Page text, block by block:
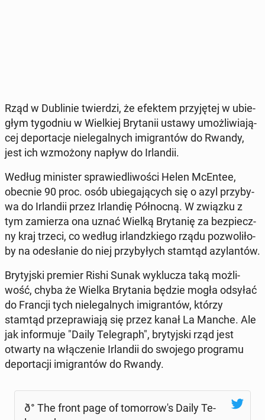
Rząd w Du­bli­nie twier­dzi, że efektem przy­ję­tej w ubie­
głym ty­go­dniu w Wiel­kiej Bry­ta­nii ustawy umoż­li­wia­ją­
cej de­por­ta­cje nie­le­gal­nych imi­gran­tów do Rwandy,
jest ich wzmo­żo­ny napływ do Ir­lan­dii.
Według mi­ni­ster spra­wie­dli­wo­ści Helen McEntee,
obecnie 90 proc. osób ubie­ga­ją­cych się o azyl przy­by­
wa do Ir­lan­dii przez Ir­lan­dię Pół­noc­ną. W związku z
tym za­mie­rza ona uznać Wielką Bry­ta­nię za bez­piecz­
ny kraj trzeci, co według ir­landz­kie­go rządu po­zwo­li­ło­
by na ode­sła­nie do niej przy­by­łych stamtąd azy­lan­tów.
Bry­tyj­ski premier Rishi Sunak wy­klu­cza taką moż­li­
wość, chyba że Wielka Bry­ta­nia będzie mogła odsyłać
do Francji tych nie­le­gal­nych imi­gran­tów, którzy
stamtąd prze­pra­wia­ją się przez kanał La Manche. Ale
jak in­for­mu­je "Daily Te­le­graph", bry­tyj­ski rząd jest
otwarty na włą­cze­nie Ir­lan­dii do swojego pro­gra­mu
de­por­ta­cji imi­gran­tów do Rwandy.
ð° The front page of to­mor­ro­w's Daily Te­